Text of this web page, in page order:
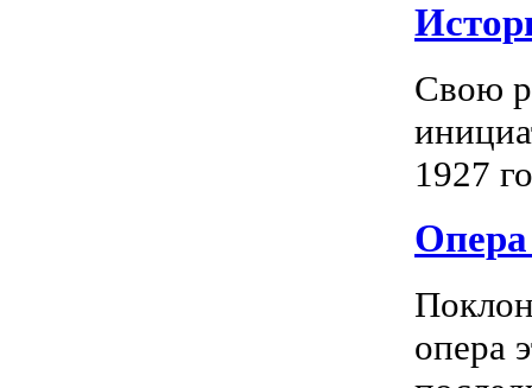
Свою
1927
Опера
опера